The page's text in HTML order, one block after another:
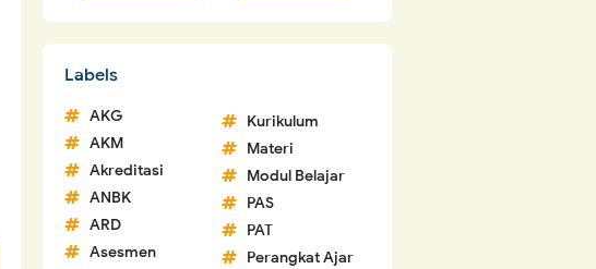
Labels
AKG
AKM
Akreditasi
ANBK
ARD
Asesmen
Kurikulum
Materi
Modul Belajar
PAS
PAT
Perangkat Ajar